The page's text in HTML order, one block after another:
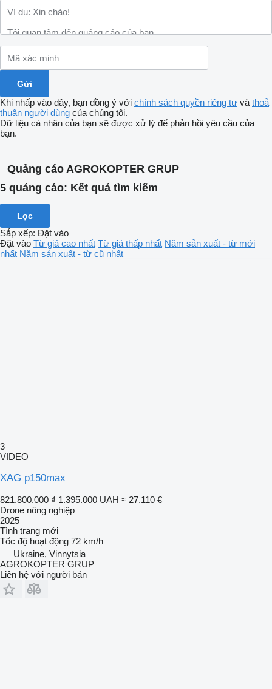
Khi nhấp vào đây, bạn đồng ý với chính sách quyền riêng tư và thoả
thuận người dùng của chúng tôi.
Dữ liệu cá nhân của bạn sẽ được xử lý để phản hồi yêu cầu của
bạn.
Quảng cáo AGROKOPTER GRUP
5 quảng cáo: Kết quả tìm kiếm
Lọc
Sắp xếp: Đặt vào
Đặt vào Từ giá cao nhất Từ giá thấp nhất Năm sản xuất - từ mới
nhất Năm sản xuất - từ cũ nhất
3
VIDEO
XAG p150max
821.800.000 ₫ 1.395.000 UAH ≈ 27.110 €
Drone nông nghiệp
2025
Tình trạng mới
Tốc độ hoạt động 72 km/h
Ukraine, Vinnytsia
AGROKOPTER GRUP
Liên hệ với người bán